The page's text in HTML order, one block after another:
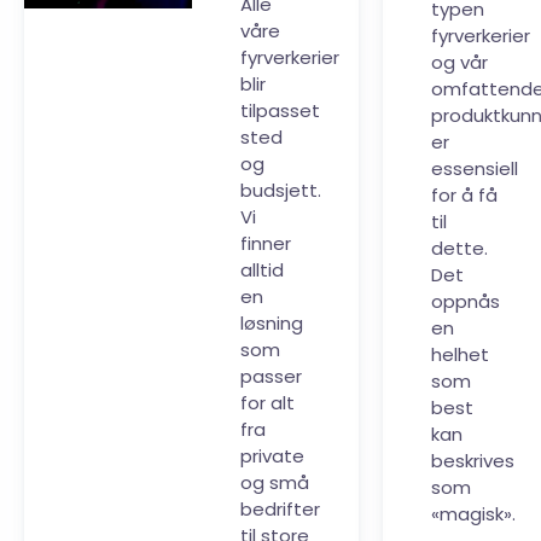
våre
fyrverkerier
blir
tilpasset
sted
og
budsjett.
Vi
finner
alltid
en
løsning
som
passer
for alt
fra
private
og små
bedrifter
typen
fyrverkerier
og vår
er
essensiell
for å få
til
dette.
Det
oppnås
en
helhet
som
best
kan
beskrives
som
«magisk».